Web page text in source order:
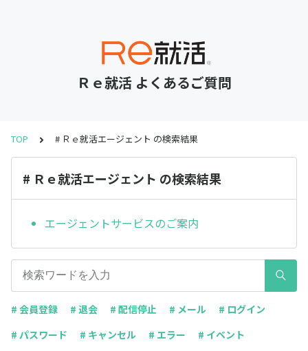
Ｒｅ就活 よくあるご質問
TOP # Ｒｅ就活エージェント の検索結果
# Ｒｅ就活エージェント の検索結果
エージェントサービスのご案内
# 会員登録 # 退会 # 配信停止 # メール
# ログイン
# パスワード
# キャンセル # エラー
# イベント